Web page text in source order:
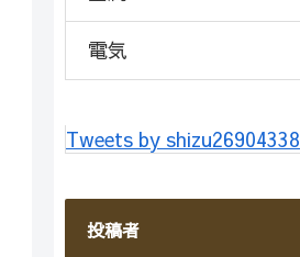
電気
Tweets by shizu26904338
投稿者